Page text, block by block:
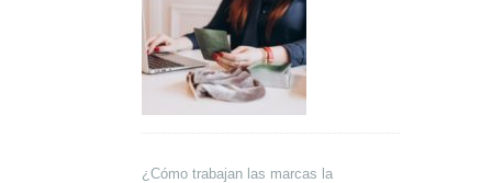
¿Cómo trabajan las marcas la